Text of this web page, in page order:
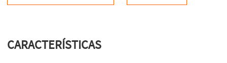
CARACTERÍSTICAS